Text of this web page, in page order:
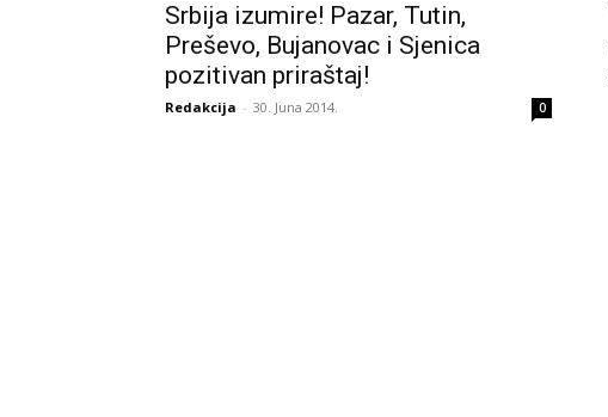
Srbija izumire! Pazar, Tutin,
Preševo, Bujanovac i Sjenica
pozitivan priraštaj!
Redakcija - 30. Juna 2014. 0